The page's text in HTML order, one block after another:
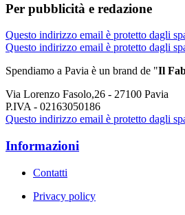
Per pubblicità e redazione
Questo indirizzo email è protetto dagli
Questo indirizzo email è protetto dagli
Spendiamo a Pavia è un brand de "Il
Via Lorenzo Fasolo,26 - 27100 Pavia
P.IVA - 02163050186
Questo indirizzo email è protetto dagli
Informazioni
Contatti
Privacy policy